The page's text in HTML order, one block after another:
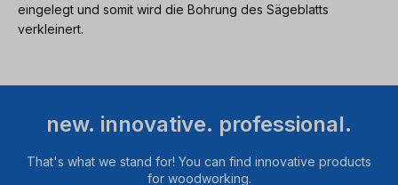
eingelegt und somit wird die Bohrung des Sägeblatts
verkleinert.
new. innovative. professional.
That's what we stand for! You can find innovative products
for woodworking.